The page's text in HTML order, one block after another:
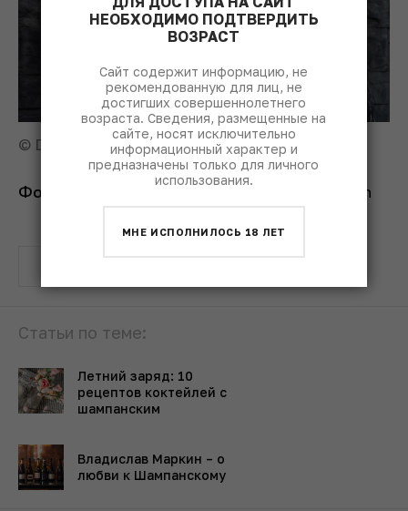
© DWI
Фото на обложке: © Tristan Gassert/Unsplash
Статьи по теме:
Летний заряд: 10
рецептов коктейлей с
шампанским
Владислав Маркин – о
любви к Шампанскому
НЕОБХОДИМО ПОДТВЕРДИТЬ
ВОЗРАСТ
Сайт содержит информацию, не
рекомендованную для лиц, не
достигших совершеннолетнего
возраста. Сведения, размещенные на
сайте, носят исключительно
информационный характер и
предназначены только для личного
использования.
МНЕ ИСПОЛНИЛОСЬ 18 ЛЕТ